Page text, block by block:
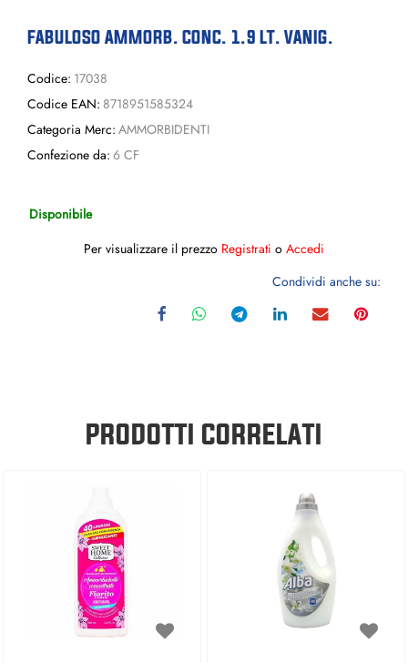
FABULOSO AMMORB. CONC. 1.9 LT. VANIG.
Codice: 17038
Codice EAN: 8718951585324
Categoria Merc: AMMORBIDENTI
Confezione da: 6 CF
Disponibile
Per visualizzare il prezzo Registrati o Accedi
Condividi anche su:
PRODOTTI CORRELATI